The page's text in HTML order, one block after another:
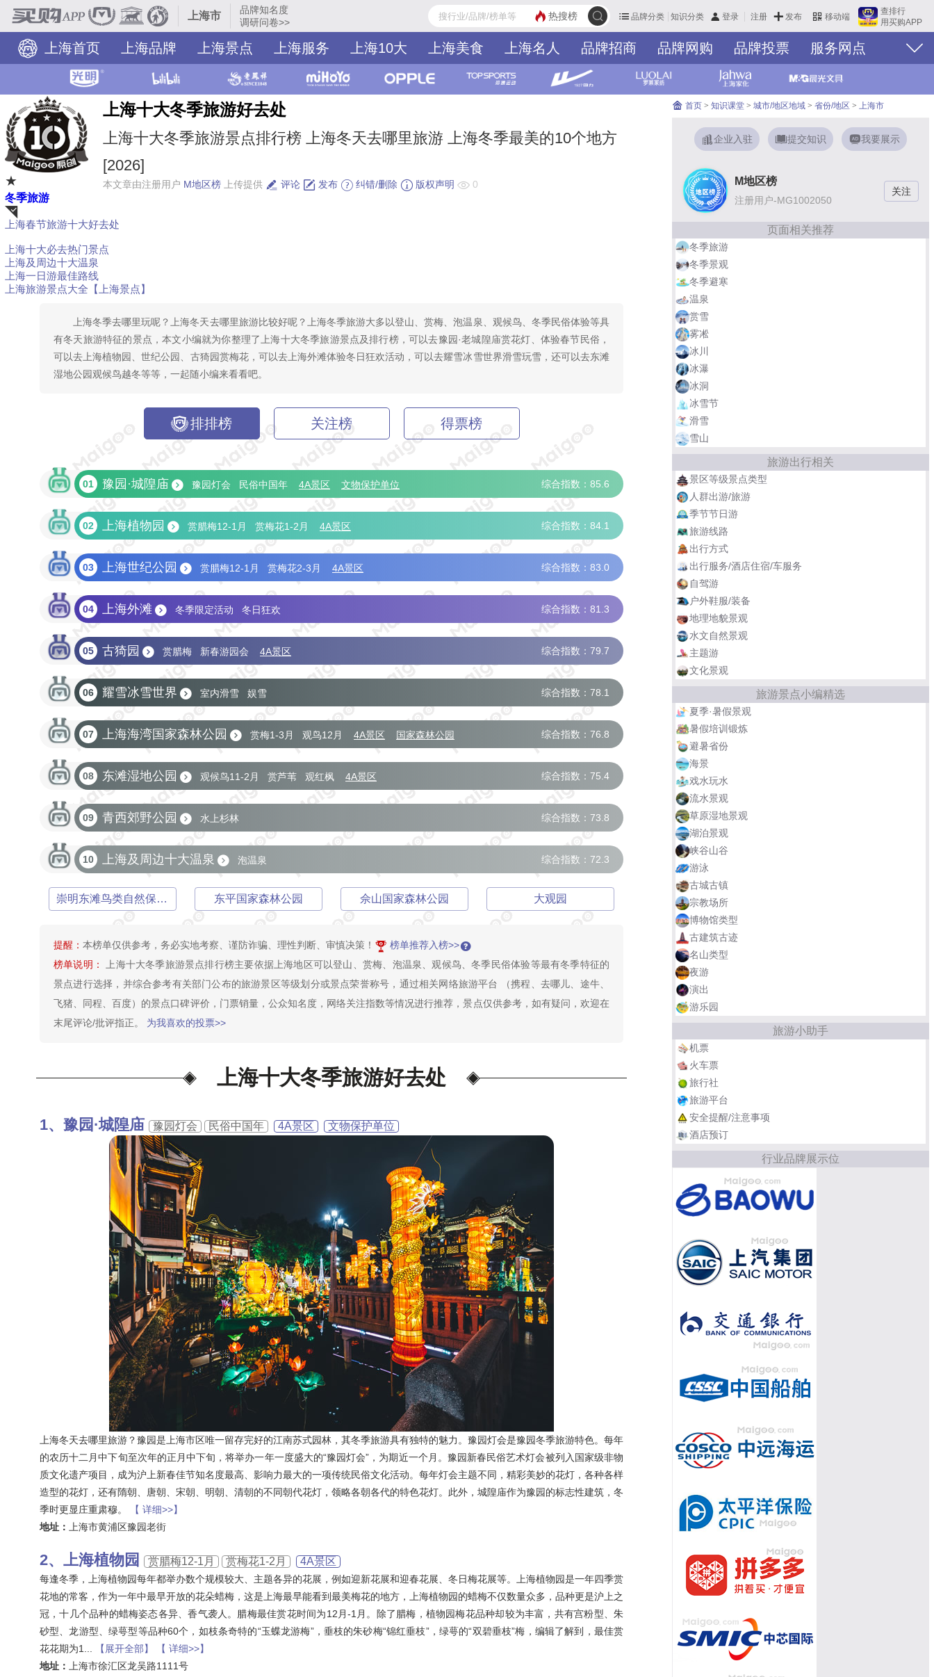
上海市
品牌知名度
调研问卷>>
品牌分类 知识分类 登录 注册 发布 移动端
查排行
用买购APP
热搜榜
上海首页 上海品牌 上海景点 上海服务 上海10大 上海美食 上海名人 品牌招商 品牌网购 品牌投票 服务网点
我想代理
上海市十大品牌
★
上海十大冬季旅游好去处
上海十大冬季旅游景点排行榜 上海冬天去哪里旅游 上海冬季最美的10个地方
[2026]
本文章由注册用户 M地区榜 上传提供 评论 发布 纠错/删除 版权声明 0
冬季旅游
上海春节旅游十大好去处
上海十大必去热门景点
上海及周边十大温泉
上海一日游最佳路线
上海旅游景点大全【上海景点】
上海冬季去哪里玩呢？上海冬天去哪里旅游比较好呢？上海冬季旅游大多以登山、赏梅、泡温泉、观候鸟、冬季民俗体验等具
有冬天旅游特征的景点，本文小编就为你整理了上海十大冬季旅游景点及排行榜，可以去豫园·老城隍庙赏花灯、体验春节民俗，
可以去上海植物园、世纪公园、古猗园赏梅花，可以去上海外滩体验冬日狂欢活动，可以去耀雪冰雪世界滑雪玩雪，还可以去东滩
湿地公园观候鸟越冬等等，一起随小编来看看吧。
排排榜 关注榜 得票榜
01 豫园·城隍庙 豫园灯会 民俗中国年 4A景区 文物保护单位 综合指数：85.6
02 上海植物园 赏腊梅12-1月 赏梅花1-2月 4A景区 综合指数：84.1
03 上海世纪公园 赏腊梅12-1月 赏梅花2-3月 4A景区 综合指数：83.0
04 上海外滩 冬季限定活动 冬日狂欢 综合指数：81.3
05 古猗园 赏腊梅 新春游园会 4A景区 综合指数：79.7
06 耀雪冰雪世界 室内滑雪 娱雪 综合指数：78.1
07 上海海湾国家森林公园 赏梅1-3月 观鸟12月 4A景区 国家森林公园
国家生态旅游示范区
综合指数：76.8
08 东滩湿地公园 观候鸟11-2月 赏芦苇 观红枫 4A景区 综合指数：75.4
09 青西郊野公园 水上杉林 综合指数：73.8
10 上海及周边十大温泉 泡温泉 综合指数：72.3
崇明东滩鸟类自然保护区 东平国家森林公园 佘山国家森林公园 大观园
01 上海外滩
东平国家森林公园
豫园·城隍庙
佘山国家森林公园
古猗园
上海海湾国家森林公园
07 上海世纪公园
大观园
09 上海植物园
10 东滩湿地公园
提醒： 本榜单仅供参考，务必实地考察、谨防诈骗、理性判断、审慎决策！
榜单推荐入榜>>
榜单说明：
上海十大冬季旅游景点排行榜主要依据上海地区可以登山、赏梅、泡温泉、观候鸟、冬季民俗体验等最有冬季特征的
景点进行选择，并综合参考有关部门公布的旅游景区等级划分或景点荣誉称号，通过相关网络旅游平台 （携程、去哪儿、途牛、
飞猪、同程、百度）的景点口碑评价，门票销量，公众知名度，网络关注指数等情况进行推荐，景点仅供参考，如有疑问，欢迎在
末尾评论/批评指正。 为我喜欢的投票>>
上海十大冬季旅游好去处
豫园·城隍庙 豫园灯会 民俗中国年 4A景区 文物保护单位
上海冬天去哪里旅游？豫园是上海市区唯一留存完好的江南苏式园林，其冬季旅游具有独特的魅力。豫园灯会是豫园冬季旅游特色。每年
的农历十二月中下旬至次年的正月中下旬，将举办一年一度盛大的“豫园灯会”，为期近一个月。豫园新春民俗艺术灯会被列入国家级非物
质文化遗产项目，成为沪上新春佳节知名度最高、影响力最大的一项传统民俗文化活动。每年灯会主题不同，精彩美妙的花灯，各种各样
造型的花灯，还有隋朝、唐朝、宋朝、明朝、清朝的不同朝代花灯，领略各朝各代的特色花灯。此外，城隍庙作为豫园的标志性建筑，冬
季时更显庄重肃穆。
【 详细>>】
地址： 上海市黄浦区豫园老街
上海植物园 赏腊梅12-1月 赏梅花1-2月 4A景区
每逢冬季，上海植物园每年都举办数个规模较大、主题各异的花展，例如迎新花展和迎春花展、冬日梅花展等。上海植物园是一年四季赏
花地的常客，作为一年中最早开放的花朵蜡梅，这是上海最早能看到最美梅花的地方，上海植物园的蜡梅不仅数量众多，品种更是沪上之
冠，十几个品种的蜡梅姿态各异、香气袭人。腊梅最佳赏花时间为12月-1月。除了腊梅，植物园梅花品种却较为丰富，共有宫粉型、朱
砂型、龙游型、绿萼型等品种60个，如枝条奇特的“玉蝶龙游梅”，垂枝的朱砂梅“锦红垂枝”，绿萼的“双碧垂枝”梅，编辑了解到，最佳赏
花花期为1... 【展开全部】
【 详细>>】
地址： 上海市徐汇区龙吴路1111号
首页 > 知识课堂 > 城市/地区地域 > 省份/地区 > 上海市
企业入驻 提交知识 我要展示
M地区榜
注册用户-MG1002050
页面相关推荐
冬季旅游
冬季景观
冬季避寒
温泉
赏雪
雾凇
冰川
冰瀑
冰洞
冰雪节
滑雪
雪山
旅游出行相关
景区等级景点类型
人群出游/旅游
季节节日游
旅游线路
出行方式
出行服务/酒店住宿/车服务
自驾游
户外鞋服/装备
地理地貌景观
水文自然景观
主题游
文化景观
旅游景点小编精选
夏季·暑假景观
暑假培训锻炼
避暑省份
海景
戏水玩水
流水景观
草原湿地景观
湖泊景观
峡谷山谷
游泳
古城古镇
宗教场所
博物馆类型
古建筑古迹
名山类型
夜游
演出
游乐园
旅游小助手
机票
火车票
旅行社
旅游平台
安全提醒/注意事项
酒店预订
行业品牌展示位